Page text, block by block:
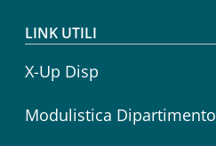
LINK UTILI
X-Up Disp
Modulistica Dipartimento